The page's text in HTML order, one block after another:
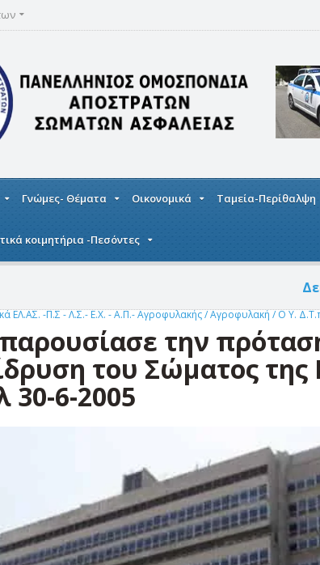
Γνώμες- Θέματα Οικονομικά Ταμεία-Περίθαλψη
κοιμητήρια -Πεσόντες
ΕΛ.ΑΣ. -Π.Σ - Λ.Σ.- Ε.Χ. - Α.Π.- Αγροφυλακής/Αγροφυλακή/O Υ.
την
του Σώματος της
30-6-2005